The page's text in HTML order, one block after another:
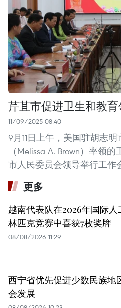
芹苴市促进卫生和教
11/09/2025 08:40
9月11日上午，美国驻胡志
（Melissa A. Brown）率领
市人民委员会领导举行工作
更多
越南代表队在2026年国际人
林匹克竞赛中喜获7枚奖牌
08/08/2026 11:29
西宁省优先促进少数民族地
会发展